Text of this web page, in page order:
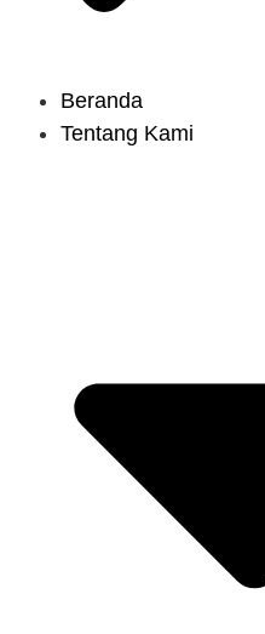
Beranda
Tentang Kami